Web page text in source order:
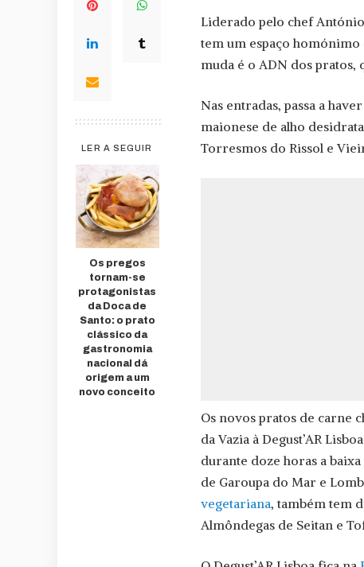
LER A SEGUIR
Os pregos
tornam-se
protagonistas
da Doca de
Santo: o prato
clássico da
gastronomia
nacional dá
origem a um
novo conceito
Liderado pelo chef
tem um espaço homónimo
muda é o ADN dos pratos,
Nas entradas, passa a
maionese de alho
Torresmos do Rissol e
Os novos pratos de carne
da Vazia à Degust’AR
durante doze horas a
de Garoupa do Mar e
vegetariana, também tem
Almôndegas de Seitan e